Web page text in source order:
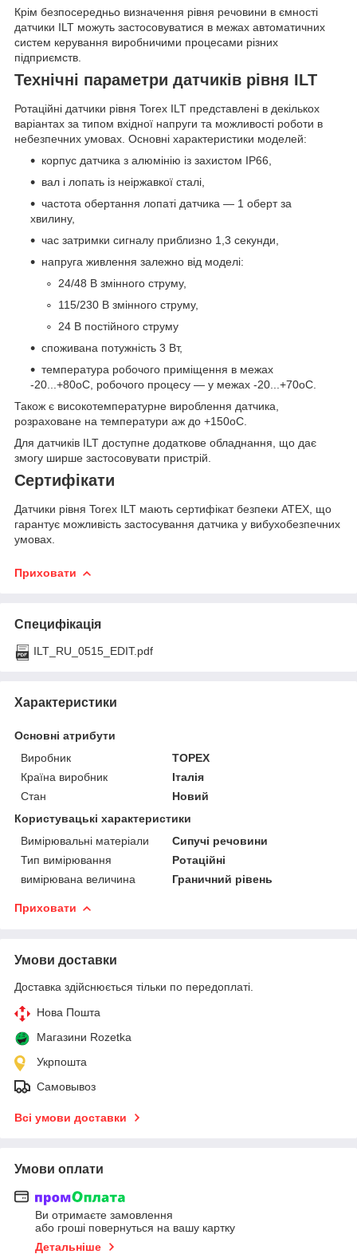
Крім безпосередньо визначення рівня речовини в ємності
датчики ILT можуть застосовуватися в межах автоматичних
систем керування виробничими процесами різних
підприємств.
Технічні параметри датчиків рівня ILT
Ротаційні датчики рівня Torex ILT представлені в декількох
варіантах за типом вхідної напруги та можливості роботи в
небезпечних умовах. Основні характеристики моделей:
корпус датчика з алюмінію із захистом IP66,
вал і лопать із неіржавкої сталі,
частота обертання лопаті датчика — 1 оберт за
хвилину,
час затримки сигналу приблизно 1,3 секунди,
напруга живлення залежно від моделі:
24/48 В змінного струму,
115/230 В змінного струму,
24 В постійного струму
споживана потужність 3 Вт,
температура робочого приміщення в межах
-20...+80oC, робочого процесу — у межах -20...+70oC.
Також є високотемпературне вироблення датчика,
розраховане на температури аж до +150oC.
Для датчиків ILT доступне додаткове обладнання, що дає
змогу ширше застосовувати пристрій.
Сертифікати
Датчики рівня Torex ILT мають сертифікат безпеки ATEX, що
гарантує можливість застосування датчика у вибухобезпечних
умовах.
Приховати
Специфікація
ILT_RU_0515_EDIT.pdf
Характеристики
Основні атрибути
Виробник
TOPEX
Країна виробник
Італія
Стан
Новий
Користувацькi характеристики
Вимірювальні матеріали
Сипучі речовини
Тип вимірювання
Ротаційні
вимірювана величина
Граничний рівень
Приховати
Умови доставки
Доставка здійснюється тільки по передоплаті.
Нова Пошта
Магазини Rozetka
Укрпошта
Самовывоз
Всі умови доставки
Умови оплати
Ви отримаєте замовлення
або гроші повернуться на вашу картку
Детальніше